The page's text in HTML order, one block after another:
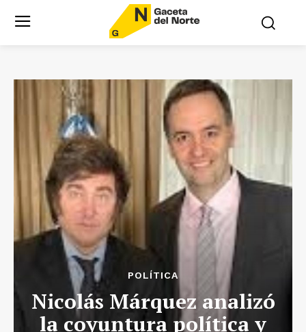
POLÍTICA
Nicolás Márquez analizó
la coyuntura política y